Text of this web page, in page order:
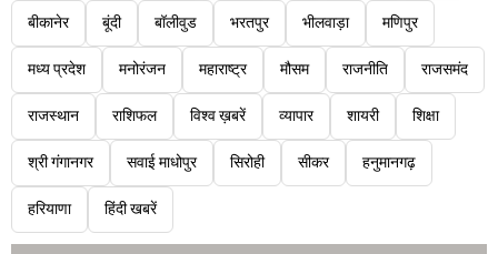
बीकानेर बूंदी बॉलीवुड भरतपुर भीलवाड़ा मणिपुर
मध्य प्रदेश मनोरंजन महाराष्ट्र मौसम राजनीति राजसमंद
राजस्थान राशिफल विश्व ख़बरें व्यापार शायरी शिक्षा
श्री गंगानगर सवाई माधोपुर सिरोही सीकर हनुमानगढ़
हरियाणा हिंदी खबरें